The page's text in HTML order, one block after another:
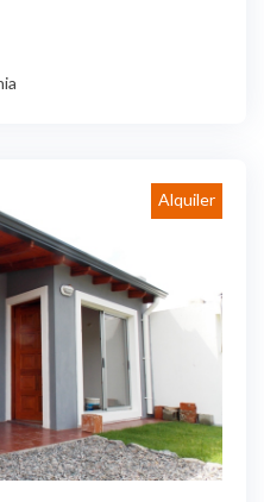
Alquiler